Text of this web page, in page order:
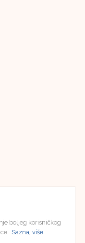
boljeg korisničkog
Saznaj više